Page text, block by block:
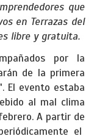
que
en Terrazas del
libre y gratuita.
por la
de la primera
El evento estaba
al mal clima
A partir de
el